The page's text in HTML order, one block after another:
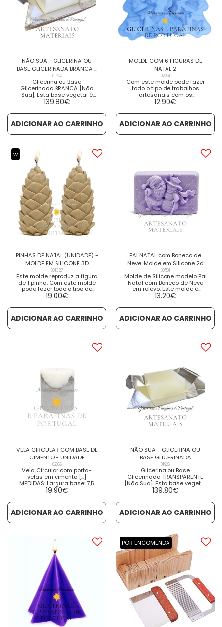
NÃO SUA - GLICERINA OU
BASE GLICERINADA BRANCA -
11,5 kg
01924
Glicerina ou Base
Glicerinada BRANCA [Não
Sua]. Esta base vegetal é
formulada especificamente
húmidas, sendo usada na
manufactura de barras de
sabão opacas. [...] VER
DETALHES VER PRODUTOS
139.80€
ADICIONAR AO CARRINHO
MOLDE COM 6 FIGURAS DE
NATAL 2
02051
Com este molde pode fazer
todo o tipo de trabalhos
artesanais com os
seguintes materiais: Resina,
perfumada, cera natural,
parafina para velas, bem
como com diferentes tipos
de sabão ou base de
12.90€
ADICIONAR AO CARRINHO
w
PINHAS DE NATAL (UNIDADE) -
MOLDE EM SILICONE 3D
001327
Este molde reproduz a figura
de 1 pinha. Com este molde
pode fazer todo o tipo de
trabalhos artesanais com os
figuras de gesso, cera
perfumada, cera natural,
parafina para velas, bem
como com diferentes tipos
19.00€
ADICIONAR AO CARRINHO
PAI NATAL com Boneco de
Neve. Molde em Silicone 2d
00501
Molde de Silicone modelo Pai
Natal com Boneco de Neve
em relevo. Este molde é
antiaderente, flexível e
muito fácil trabalhar. Basta
derreter o sabão (base) de
glicerina, adicionar essência
aromática e corante para
para evitar as bolhas. Deixe
do molde polvilhando com
mica ou glitter. Este molde
também permite que se
trabalhe com outros
materiais, tais como cera,
gesso, resina, cimento ... O
seu trabalho artesanal
ficará incrível! Medidas:
Altura: 7,7 cm Largura: 5 cm
Espessura: 3,1 cm
13.20€
ADICIONAR AO CARRINHO
VELA CIRCULAR COM BASE DE
CIMENTO - UNIDADE
02066
Vela Circular com porta-
velas em cimento [...]
MEDIDAS: Largura base: 7,5
RELACIONADOS
19.90€
ADICIONAR AO CARRINHO
NÃO SUA - GLICERINA OU
BASE GLICERINADA
TRASPARENTE - 11,5 kg
01926
Glicerina ou Base
Glicerinada TRANSPARENTE
[Não Sua]. Esta base vegetal
é formulada
ambientes e condições
húmidas, sendo usada na
manufactura de barras de
sabão transparentes. [...] VER
RELACIONADOS
139.80€
ADICIONAR AO CARRINHO
POR ENCOMENDA